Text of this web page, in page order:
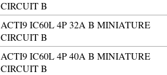
CIRCUIT B
ACTI9 IC60L 4P 32A B MINIATURE
CIRCUIT B
ACTI9 IC60L 4P 40A B MINIATURE
CIRCUIT B